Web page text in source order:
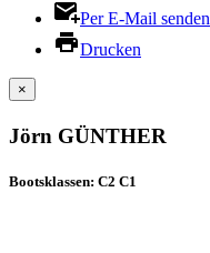
Per E-Mail senden
Drucken
×
Jörn GÜNTHER
Bootsklassen: C2 C1